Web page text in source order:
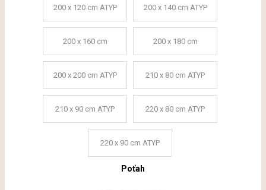
200 x 120 cm ATYP 200 x 140 cm ATYP
200 x 160 cm 200 x 180 cm
200 x 200 cm ATYP 210 x 80 cm ATYP
210 x 90 cm ATYP 220 x 80 cm ATYP
220 x 90 cm ATYP
Poťah